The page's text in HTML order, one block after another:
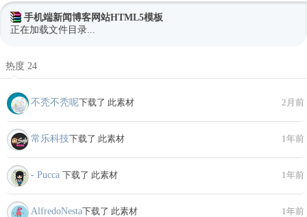
手机端新闻博客网站HTML5模板
正在加载文件目录...
热度 24
不秃不秃呢下载了 此素材 2月前
常乐科技下载了 此素材 1年前
- Pucca 下载了 此素材 1年前
AlfredoNesta下载了 此素材 1年前